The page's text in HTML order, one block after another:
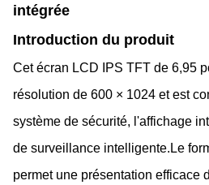
intégrée
Introduction du produit
Cet écran LCD IPS TFT de 6,95
résolution de 600 × 1024 et est
système de sécurité, l'affichage
de surveillance intelligente.Le
permet une présentation efficace